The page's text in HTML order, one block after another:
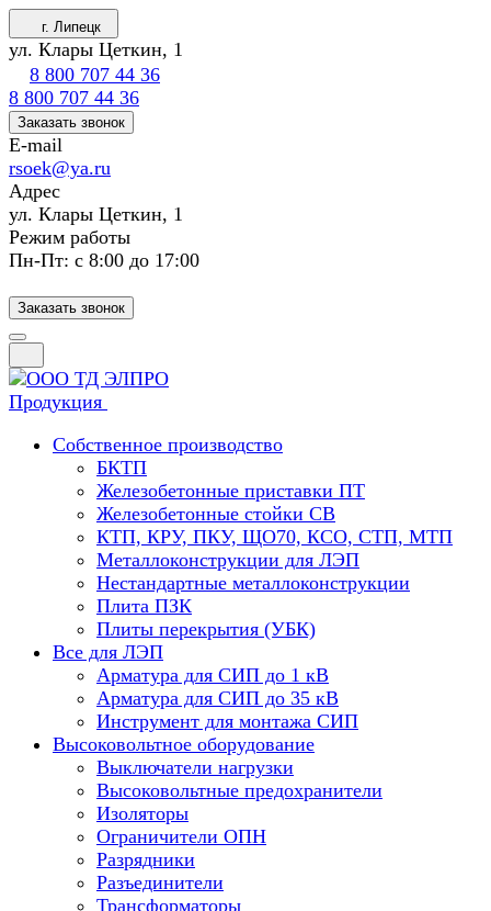
г. Липецк
ул. Клары Цеткин, 1
8 800 707 44 36
8 800 707 44 36
Заказать звонок
E-mail
rsoek@ya.ru
Адрес
ул. Клары Цеткин, 1
Режим работы
Пн-Пт: с 8:00 до 17:00
Заказать звонок
Продукция
Собственное производство
БКТП
Железобетонные приставки ПТ
Железобетонные стойки СВ
КТП, КРУ, ПКУ, ЩО70, КСО, СТП, МТП
Металлоконструкции для ЛЭП
Нестандартные металлоконструкции
Плита ПЗК
Плиты перекрытия (УБК)
Все для ЛЭП
Арматура для СИП до 1 кВ
Арматура для СИП до 35 кВ
Инструмент для монтажа СИП
Высоковольтное оборудование
Выключатели нагрузки
Высоковольтные предохранители
Изоляторы
Ограничители ОПН
Разрядники
Разъединители
Трансформаторы